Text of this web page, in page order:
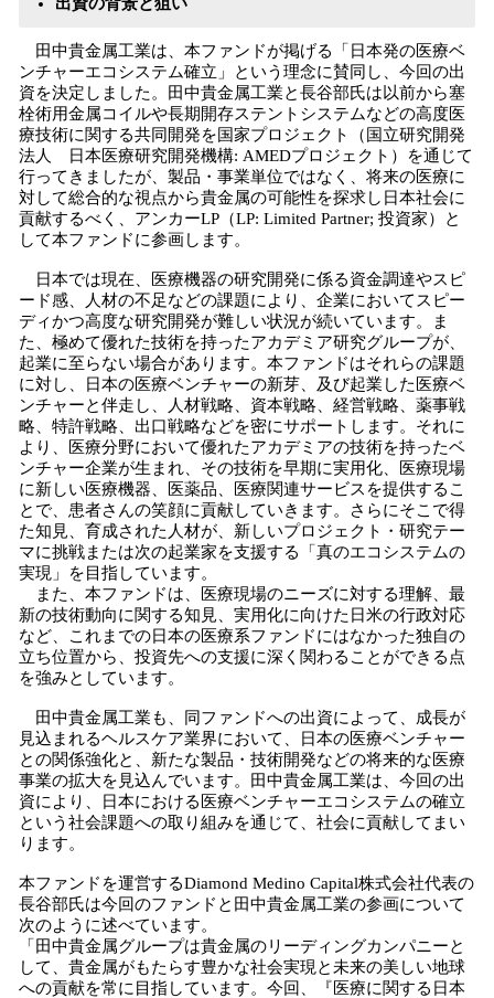
田中貴金属工業は、本ファンドが掲げる「日本発の医療ベ
ンチャーエコシステム確立」という理念に賛同し、今回の出
資を決定しました。田中貴金属工業と長谷部氏は以前から塞
栓術用金属コイルや長期開存ステントシステムなどの高度医
療技術に関する共同開発を国家プロジェクト（国立研究開発
法人 日本医療研究開発機構: AMEDプロジェクト）を通じて
行ってきましたが、製品・事業単位ではなく、将来の医療に
対して総合的な視点から貴金属の可能性を探求し日本社会に
貢献するべく、アンカーLP（LP: Limited Partner; 投資家）と
して本ファンドに参画します。
日本では現在、医療機器の研究開発に係る資金調達やスピ
ード感、人材の不足などの課題により、企業においてスピー
ディかつ高度な研究開発が難しい状況が続いています。ま
た、極めて優れた技術を持ったアカデミア研究グループが、
起業に至らない場合があります。本ファンドはそれらの課題
に対し、日本の医療ベンチャーの新芽、及び起業した医療ベ
ンチャーと伴走し、人材戦略、資本戦略、経営戦略、薬事戦
略、特許戦略、出口戦略などを密にサポートします。それに
より、医療分野において優れたアカデミアの技術を持ったベ
ンチャー企業が生まれ、その技術を早期に実用化、医療現場
に新しい医療機器、医薬品、医療関連サービスを提供するこ
とで、患者さんの笑顔に貢献していきます。さらにそこで得
た知見、育成された人材が、新しいプロジェクト・研究テー
マに挑戦または次の起業家を支援する「真のエコシステムの
実現」を目指しています。
また、本ファンドは、医療現場のニーズに対する理解、最
新の技術動向に関する知見、実用化に向けた日米の行政対応
など、これまでの日本の医療系ファンドにはなかった独自の
立ち位置から、投資先への支援に深く関わることができる点
を強みとしています。
田中貴金属工業も、同ファンドへの出資によって、成長が
見込まれるヘルスケア業界において、日本の医療ベンチャー
との関係強化と、新たな製品・技術開発などの将来的な医療
事業の拡大を見込んでいます。田中貴金属工業は、今回の出
資により、日本における医療ベンチャーエコシステムの確立
という社会課題への取り組みを通じて、社会に貢献してまい
ります。
本ファンドを運営するDiamond Medino Capital株式会社代表の
長谷部氏は今回のファンドと田中貴金属工業の参画について
次のように述べています。
「田中貴金属グループは貴金属のリーディングカンパニーと
して、貴金属がもたらす豊かな社会実現と未来の美しい地球
への貢献を常に目指しています。今回、『医療に関する日本